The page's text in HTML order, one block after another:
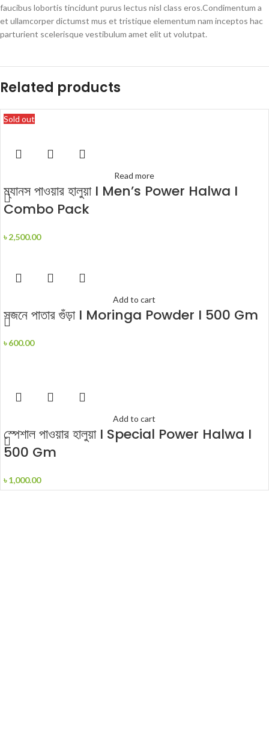
faucibus lobortis tincidunt purus lectus nisl class eros.Condimentum a
et ullamcorper dictumst mus et tristique elementum nam inceptos hac
parturient scelerisque vestibulum amet elit ut volutpat.
Related products
Sold out
Read more
ম্যানস পাওয়ার হালুয়া I Men’s Power Halwa I
Combo Pack
৳2,500.00
Add to cart
সজনে পাতার গুঁড়া I Moringa Powder I 500 Gm
৳600.00
Add to cart
স্পেশাল পাওয়ার হালুয়া I Special Power Halwa I
500 Gm
৳1,000.00